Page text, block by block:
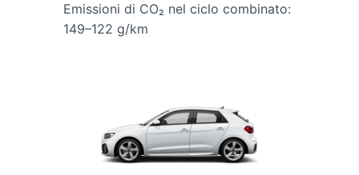
Emissioni di CO₂ nel ciclo combinato:
149–122 g/km